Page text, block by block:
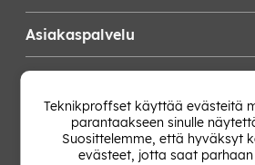
Asiakaspalvelu
Vaihda Maa
Teknikproffset käyttää evästeitä
parantaakseen sinulle
Suosittelemme, että hyväksyt
evästeet, jotta saat